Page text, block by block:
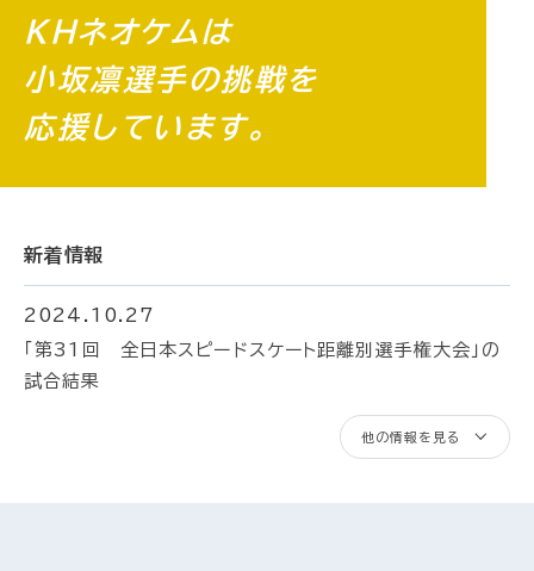
ＫＨネオケムは
小坂凛選手の挑戦を
応援しています。
新着情報
2024.10.27
「第31回 全日本スピードスケート距離別選手権大会」の
試合結果
他の情報を見る